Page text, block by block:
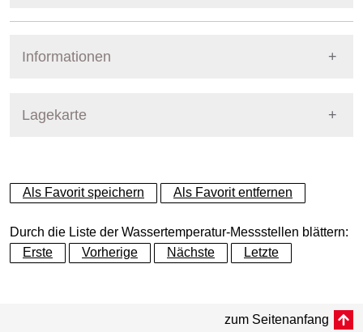
Informationen
Lagekarte
+
−
Als Favorit speichern Als Favorit entfernen
Durch die Liste der Wassertemperatur-Messstellen blättern:
Erste
Vorherige Nächste Letzte
zum Seitenanfang